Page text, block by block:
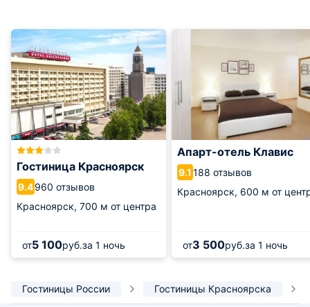
Гостиница Красноярск
9.4960 отзывов
Красноярск, 700 м от центра
от5 100руб.за 1 ночь
Апарт-отель Клавис
9.1188 отзывов
Красноярск, 600 м от
от3 500руб.за 1 ночь
Гостиницы России Гостиницы Красноярска